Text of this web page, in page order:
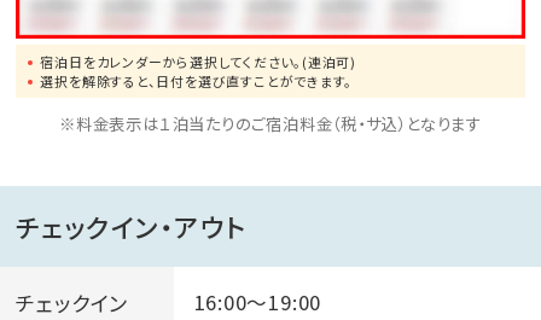
宿泊日をカレンダーから選択してください。(連泊可)
選択を解除すると、日付を選び直すことができます。
※料金表示は１泊当たりのご宿泊料金（税・サ込）となります
チェックイン・アウト
チェックイン 16:00～19:00